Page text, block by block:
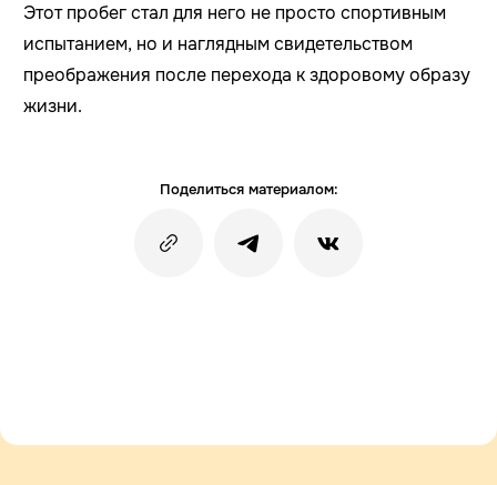
Этот пробег стал для него не просто спортивным
испытанием, но и наглядным свидетельством
преображения после перехода к здоровому образу
жизни.
Поделиться материалом: